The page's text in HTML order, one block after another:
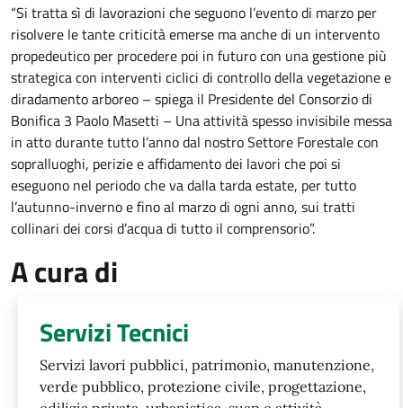
“Si tratta sì di lavorazioni che seguono l’eventodi marzo per
risolvere le tante criticità emerse ma anche di un intervento
propedeutico per procedere poi in futuro con una gestione più
strategica con interventi ciclici di controllo della vegetazione e
diradamento arboreo – spiega il Presidente del Consorzio di
Bonifica 3 Paolo Masetti – Una attività spesso invisibile messa
in atto durante tutto l’anno dal nostro Settore Forestale con
sopralluoghi, perizie e affidamento dei lavori che poi si
eseguono nel periodo che va dalla tarda estate, per tutto
l’autunno-inverno e fino al marzodi ogni anno, sui tratti
collinari dei corsi d’acqua di tutto il comprensorio”.
A cura di
Servizi Tecnici
Servizi lavori pubblici, patrimonio, manutenzione,
verde pubblico, protezione civile, progettazione,